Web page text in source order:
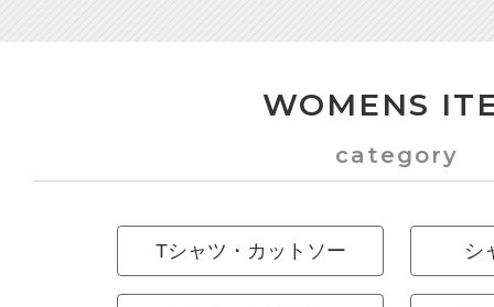
WOMENS
category
Tシャツ・カットソー シ